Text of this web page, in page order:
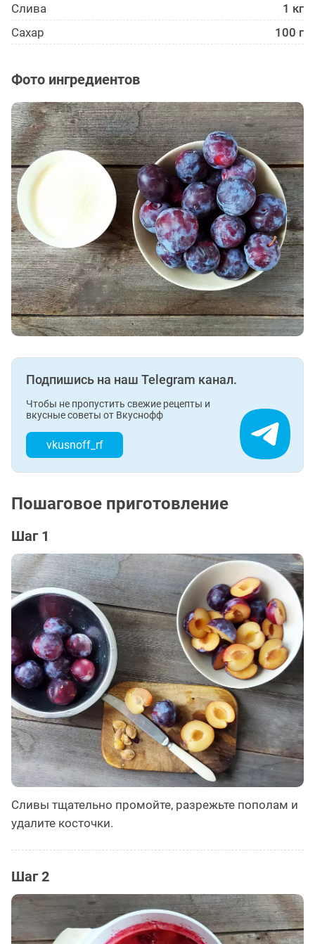
Слива
1 кг
Сахар
100 г
Фото ингредиентов
Подпишись на наш Telegram канал.
Чтобы не пропустить свежие рецепты и
вкусные советы от Вкуснофф
vkusnoff_rf
Пошаговое приготовление
Шаг 1
Сливы тщательно промойте, разрежьте пополам и
удалите косточки.
Шаг 2